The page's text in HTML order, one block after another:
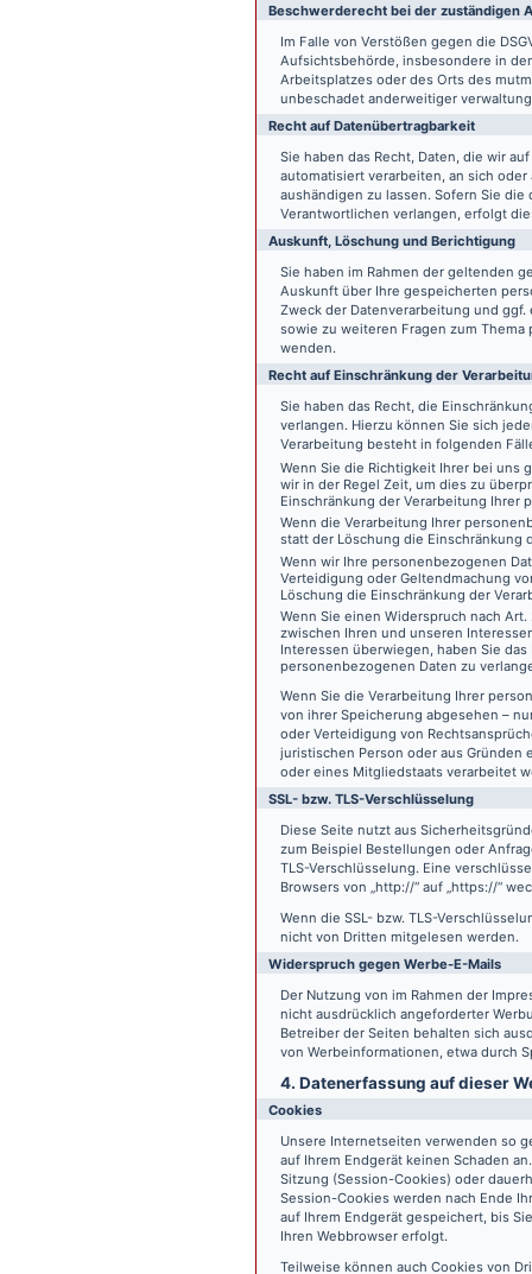
Beschwerde­recht bei der zuständigen
Im Falle von Verstößen gegen die
Aufsichtsbehörde, insbesondere in
Arbeitsplatzes oder des Orts des
unbeschadet anderweitiger
Recht auf Daten­übertrag­barkeit
Sie haben das Recht, Daten, die wir
automatisiert verarbeiten, an sich
aushändigen zu lassen. Sofern Sie
Verantwortlichen verlangen, erfolgt
Auskunft, Löschung und Berichtigung
Sie haben im Rahmen der geltenden
Auskunft über Ihre gespeicherten
Zweck der Datenverarbeitung und
sowie zu weiteren Fragen zum
wenden.
Recht auf Einschränkung der
Sie haben das Recht, die
verlangen. Hierzu können Sie sich
Verarbeitung besteht in folgenden
Wenn Sie die Richtigkeit Ihrer bei
wir in der Regel Zeit, um dies zu
Einschränkung der Verarbeitung Ihrer
Wenn die Verarbeitung Ihrer
statt der Löschung die Einschränkung
Wenn wir Ihre personenbezogenen
Verteidigung oder Geltendmachung
Löschung die Einschränkung der
Wenn Sie einen Widerspruch nach
zwischen Ihren und unseren
Interessen überwiegen, haben Sie
personenbezogenen Daten zu
Wenn Sie die Verarbeitung Ihrer
von ihrer Speicherung abgesehen –
oder Verteidigung von
juristischen Person oder aus
oder eines Mitgliedstaats verarbeitet
SSL- bzw. TLS-Verschlüsselung
Diese Seite nutzt aus
zum Beispiel Bestellungen oder
TLS-Verschlüsselung. Eine
Browsers von „http://“ auf „https://“
Wenn die SSL- bzw. TLS-
nicht von Dritten mitgelesen werden.
Widerspruch gegen Werbe-E-Mails
Der Nutzung von im Rahmen der
nicht ausdrücklich angeforderter
Betreiber der Seiten behalten sich
von Werbeinformationen, etwa durch
4. Datenerfassung auf dieser
Cookies
Unsere Internetseiten verwenden so
auf Ihrem Endgerät keinen Schaden
Sitzung (Session-Cookies) oder
Session-Cookies werden nach Ende
auf Ihrem Endgerät gespeichert, bis
Ihren Webbrowser erfolgt.
Teilweise können auch Cookies von